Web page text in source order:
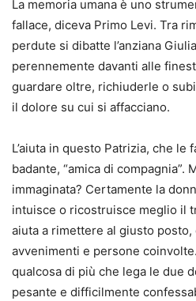
La memoria umana è uno
fallace, diceva Primo Levi. Tra
perdute si dibatte l’anziana
perennemente davanti alle
guardare oltre, richiuderle o
il dolore su cui si affacciano.
L’aiuta in questo Patrizia, che le
badante, “amica di compagnia”.
immaginata? Certamente la
intuisce o ricostruisce meglio il
aiuta a rimettere al giusto
avvenimenti e persone coinvolte.
qualcosa di più che lega le due
pesante e difficilmente